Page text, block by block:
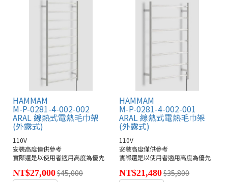
HAMMAM
M-P-0281-4-002-002
ARAL 線熱式電熱毛巾架
(外露式)
110V
安裝高度僅供參考
實際還是以使用者適用高度為優先
NT$27,000$45,000
HAMMAM
M-P-0281-4-002-001
ARAL 線熱式電熱毛巾架
(外露式)
110V
安裝高度僅供參考
實際還是以使用者適用高度為優先
NT$21,480$35,800